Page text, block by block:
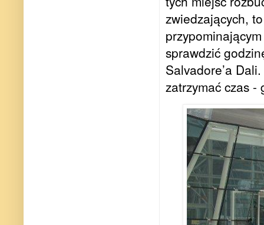
zwiedzających,
sprawdzić
Salvadore’a Dali.
zatrzymać czas -